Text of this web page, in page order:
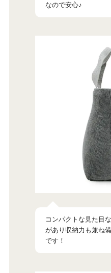
なので安心♪
コンパクトな見た目
があり収納力も兼ね